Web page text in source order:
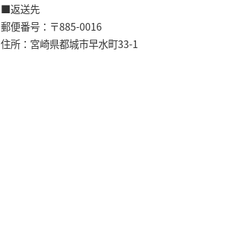
■返送先
郵便番号：〒885-0016
住所：宮崎県都城市早水町33-1